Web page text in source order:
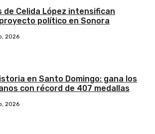
Celida López intensifican
político en Sonora
2026
en Santo Domingo: gana los
con récord de 407 medallas
2026